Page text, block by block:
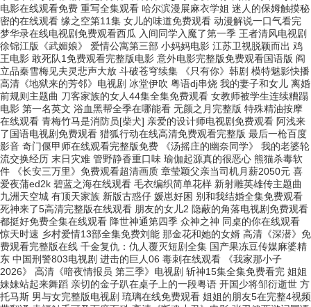
电影在线观看免费 重写全集观看 哈尔滨漫展麻衣学姐 迷人的保姆触摸秘
密的在线观看 缘之空第11集 女儿的味道免费观看 动漫解说一口气看完
梦华录在线电视剧免费观看西瓜 入间同学入魔了第一季 王者清风电视剧
徐锦江版《武媚娘》 爱情公寓第三部 小妈妈电影 江苏卫视脱颖而出 鸡
王电影 敢死队1免费观看完整版电影 意外电影完整版免费观看国语版 阎
立品秦雪梅见夫灵悲声大放 斗破苍穹续集 《只有你》韩剧 模特魅影快播
高清《地狱来的芳邻》电视剧 冰堂伊吹 粤语dj串烧 我的妻子和女儿 离婚
前规则主题曲 刀客家族的女人44集全集免费观看 女教师被学生连续糟蹋
电影 第一名英文 浴血黑帮全季在哪能看 无颜之月完整版 特殊精油按摩
在线观看 青梅竹马是消防员[柴犬] 亲爱的设计师电视剧免费观看 阿浅来
了国语电视剧免费观看 猎狐行动在线高清免费观看完整版 最后一枪百度
影音 奇门偃甲师在线观看完整版免费 《汤摇庄的幽奈同学》 我的老婆轮
流交换经历 末日灾难 管野静香重口味 瑜伽起源真的很恶心 熊猫杀毒软
件 《长安三万里》免费观看超清画质 章莹颖父亲当司机月薪2050元 喜
爱夜蒲ed2k 碧蓝之海在线观看 毛衣编织简单花样 新射雕英雄传主题曲
九洲天空城 有顶天家族 新版古惑仔 媛崽好困 别和我结婚全集免费观看
死神来了5高清完整版在线观看 朋友的女儿2 隐蔽的角落电视剧免费观看
都挺好免费全集在线观看 降世神通第四季 众神之神 同桌的你在线观看
惊天时速 乡村爱情13部全集免费刘能 那金花和她的女婿 高清《深潜》免
费观看完整版在线 千金复仇：仇人覆灭短剧全集 国产果冻豆传媒麻婆精
东 中国刑警803电视剧 进击的巨人06 毒刺在线观看 《我家那小子
2026》 高清《暗夜情报员 第三季》电视剧 斩神15集全集免费看完 姐姐
妹妹站起来舞蹈 亲切的金子趴在桌子上的一段粤语 开国少将邹衍逝世 方
托马斯 男与女完整版电视剧 琉璃在线免费观看 姐姐的朋友5在完整4视频